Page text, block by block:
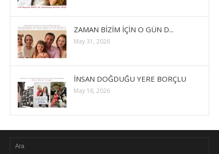
ZAMAN BİZİM İÇİN O GÜN D...
May 31, 2026
İNSAN DOĞDUĞU YERE BORÇLU
May 16, 2026